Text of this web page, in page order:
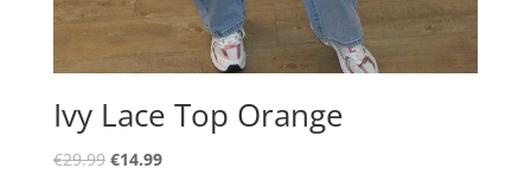
Ivy Lace Top Orange
€29.99 Oorspronkelijke
€14.99Huidige